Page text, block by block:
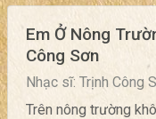
Em Ở Nông
Công Sơn
Nhạc sĩ: Trịnh Công
Trên nông trường